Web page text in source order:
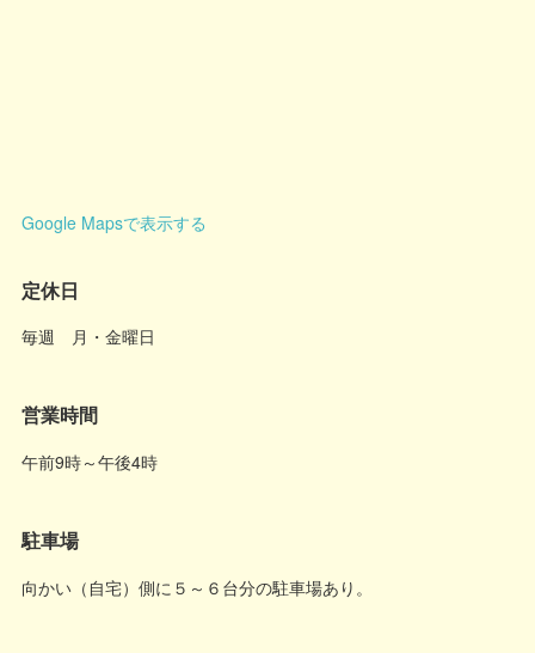
Google Mapsで表示する
定休日
毎週 月・金曜日
営業時間
午前9時～午後4時
駐車場
向かい（自宅）側に５～６台分の駐車場あり。